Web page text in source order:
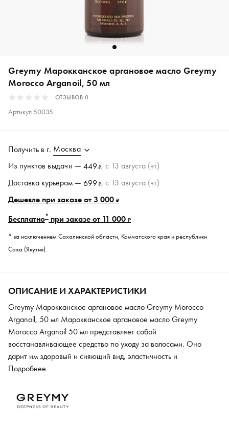
Greymy Марокканское аргановое масло Greymy
Morocco Arganoil, 50 мл
ОТЗЫВОВ 0
Артикул50035
Получить в г. Москва
Из пунктов выдачи — 449₽, c 13 августа (чт)
Доставка курьером — 699₽, c 13 августа (чт)
Дешевле при заказе от 3 000 ₽
Бесплатно* при заказе от 11 000 ₽
* за исключением Сахалинской области, Камчатского края и республики
Саха (Якутия).
ОПИСАНИЕ И ХАРАКТЕРИСТИКИ
Greymy Марокканское аргановое масло Greymy Morocco
Arganoil, 50 мл Марокканское аргановое масло Greymy
Morocco Arganoil 50 мл представляет собой
восстанавливающее средство по уходу за волосами. Оно
дарит им здоровый и сияющий вид, эластичность и
увлажнение. После применения масла волосы заметно лучше
средства входит комплекс растительных масел и экстрактов,
предотвращающих ломкость, сухость и потерю цвета прядей.
Подробнее